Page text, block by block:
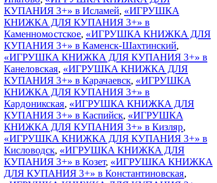
КУПАНИЯ 3+» в Исламей, «ИГРУШКА
КНИЖКА ДЛЯ КУПАНИЯ 3+» в
Каменномостское, «ИГРУШКА КНИЖКА ДЛЯ
КУПАНИЯ 3+» в Каменск-Шахтинский,
«ИГРУШКА КНИЖКА ДЛЯ КУПАНИЯ 3+» в
Канеловская, «ИГРУШКА КНИЖКА ДЛЯ
КУПАНИЯ 3+» в Карачаевск, «ИГРУШКА
КНИЖКА ДЛЯ КУПАНИЯ 3+» в
Кардоникская, «ИГРУШКА КНИЖКА ДЛЯ
КУПАНИЯ 3+» в Каспийск, «ИГРУШКА
КНИЖКА ДЛЯ КУПАНИЯ 3+» в Кизляр,
«ИГРУШКА КНИЖКА ДЛЯ КУПАНИЯ 3+» в
Кисловодск, «ИГРУШКА КНИЖКА ДЛЯ
КУПАНИЯ 3+» в Козет, «ИГРУШКА КНИЖКА
ДЛЯ КУПАНИЯ 3+» в Константиновская,